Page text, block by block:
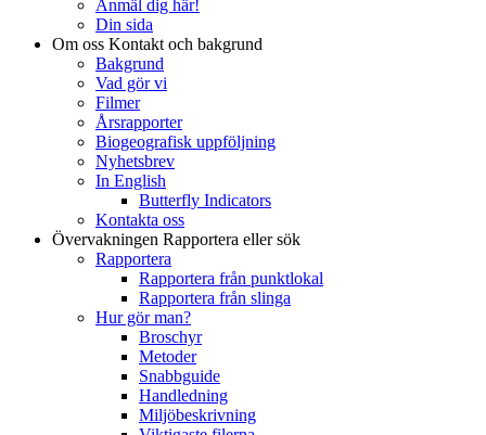
Anmäl dig här!
Din sida
Om oss Kontakt och bakgrund
Bakgrund
Vad gör vi
Filmer
Årsrapporter
Biogeografisk uppföljning
Nyhetsbrev
In English
Butterfly Indicators
Kontakta oss
Övervakningen Rapportera eller sök
Rapportera
Rapportera från punktlokal
Rapportera från slinga
Hur gör man?
Broschyr
Metoder
Snabbguide
Handledning
Miljöbeskrivning